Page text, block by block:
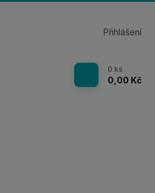
Přihlášení
0 ks
0,00 Kč